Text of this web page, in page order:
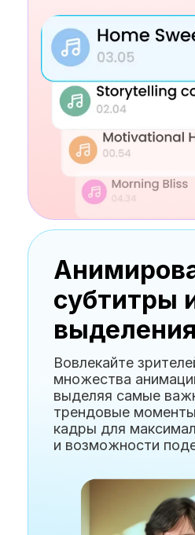
субтитры
выделения
Вовлекайте
множества
выделяя самые
трендовые
кадры для
и возможности